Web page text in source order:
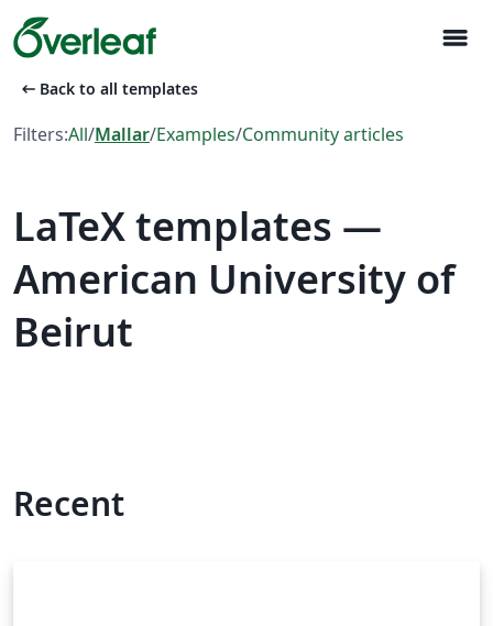
menu
arrow_left_alt Back to all templates
Filters:All/Mallar/Examples/Community articles
LaTeX templates —
American University of
Beirut
Recent